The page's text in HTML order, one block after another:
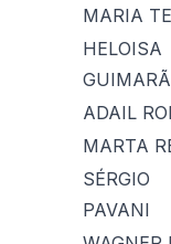
MARIA
ADAIL
MARTA
PAVANI